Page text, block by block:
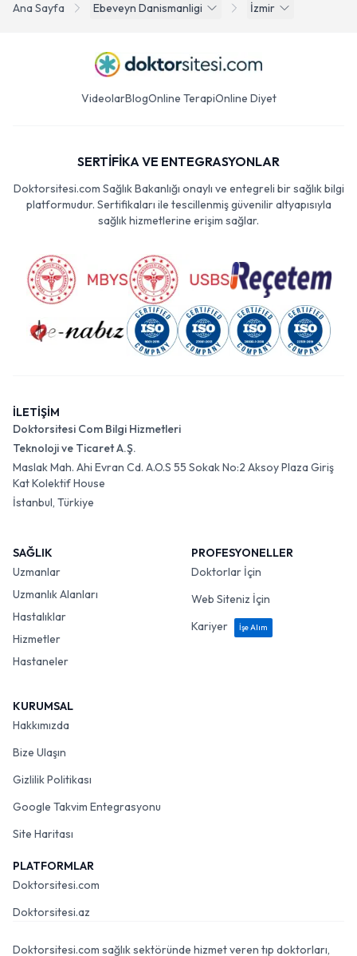
Ana Sayfa Ebeveyn Danismanligi İzmir
VideolarBlogOnline TerapiOnline Diyet
SERTİFİKA VE ENTEGRASYONLAR
Doktorsitesi.com Sağlık Bakanlığı onaylı ve entegreli bir sağlık bilgi
platformudur. Sertifikaları ile tescillenmiş güvenilir altyapısıyla
sağlık hizmetlerine erişim sağlar.
İLETİŞİM
Doktorsitesi Com Bilgi Hizmetleri
Teknoloji ve Ticaret A.Ş.
Maslak Mah. Ahi Evran Cd. A.O.S 55 Sokak No:2 Aksoy Plaza Giriş
Kat Kolektif House
İstanbul, Türkiye
SAĞLIK
Uzmanlar
Uzmanlık Alanları
Hastalıklar
Hizmetler
Hastaneler
PROFESYONELLER
Doktorlar İçin
Web Siteniz İçin
Kariyer
İşe Alım
KURUMSAL
Hakkımızda
Bize Ulaşın
Gizlilik Politikası
Google Takvim Entegrasyonu
Site Haritası
PLATFORMLAR
Doktorsitesi.com
Doktorsitesi.az
Doktorsitesi.com sağlık sektöründe hizmet veren tıp doktorları,